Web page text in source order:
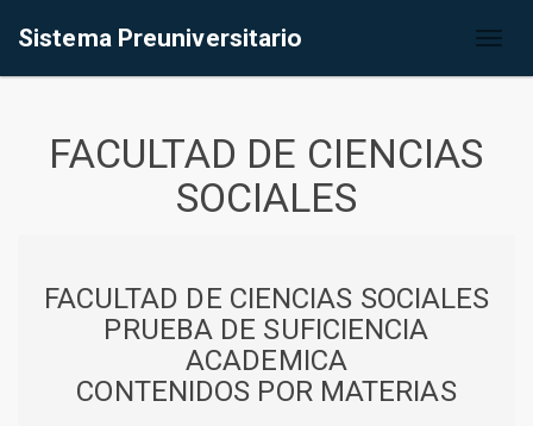
Sistema Preuniversitario
FACULTAD DE CIENCIAS
SOCIALES
FACULTAD DE CIENCIAS SOCIALES
PRUEBA DE SUFICIENCIA
ACADEMICA
CONTENIDOS POR MATERIAS